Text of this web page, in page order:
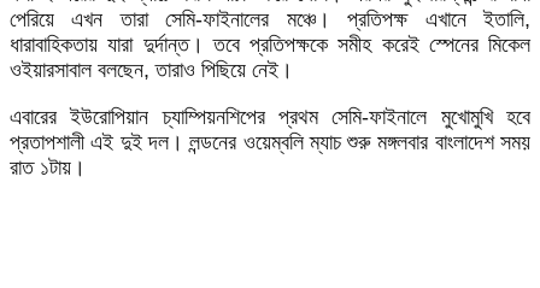
পেরিয়ে এখন তারা সেমি-ফাইনালের মঞ্চে। প্রতিপক্ষ এখানে ইতালি,
ধারাবাহিকতায় যারা দুর্দান্ত। তবে প্রতিপক্ষকে সমীহ করেই স্পেনের মিকেল
ওইয়ারসাবাল বলছেন, তারাও পিছিয়ে নেই।
এবারের ইউরোপিয়ান চ্যাম্পিয়নশিপের প্রথম সেমি-ফাইনালে মুখোমুখি হবে
প্রতাপশালী এই দুই দল। লন্ডনের ওয়েম্বলি ম্যাচ শুরু মঙ্গলবার বাংলাদেশ সময়
রাত ১টায়।